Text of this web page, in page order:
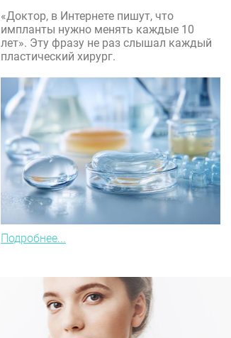
«Доктор, в Интернете пишут, что
импланты нужно менять каждые 10
лет». Эту фразу не раз слышал каждый
пластический хирург.
Подробнее...